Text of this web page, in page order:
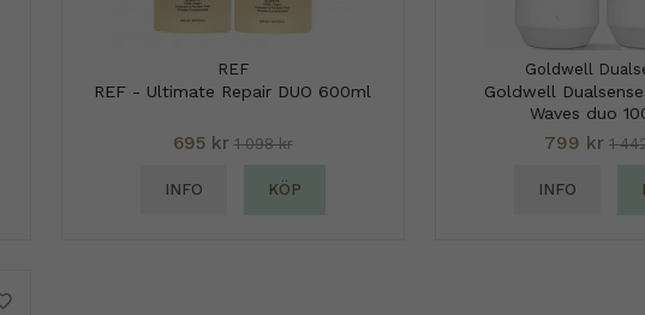
REF
REF - Ultimate Repair DUO 600ml
695 kr 1 098 kr
INFO KÖP
Goldwell
Goldwell
Waves duo
799 kr 1
INFO